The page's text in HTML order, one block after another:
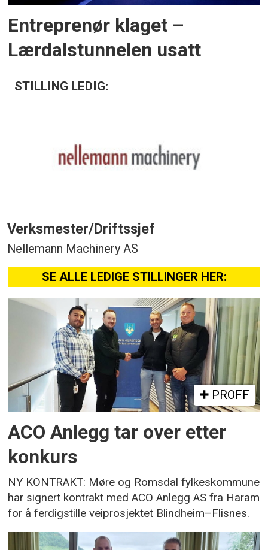
Entreprenør klaget –
Lærdalstunnelen usatt
STILLING LEDIG:
Verksmester/Driftssjef
Nellemann Machinery AS
SE ALLE LEDIGE STILLINGER HER:
PROFF
ACO Anlegg tar over etter
konkurs
NY KONTRAKT: Møre og Romsdal fylkeskommune
har signert kontrakt med ACO Anlegg AS fra Haram
for å ferdigstille veiprosjektet Blindheim–Flisnes.